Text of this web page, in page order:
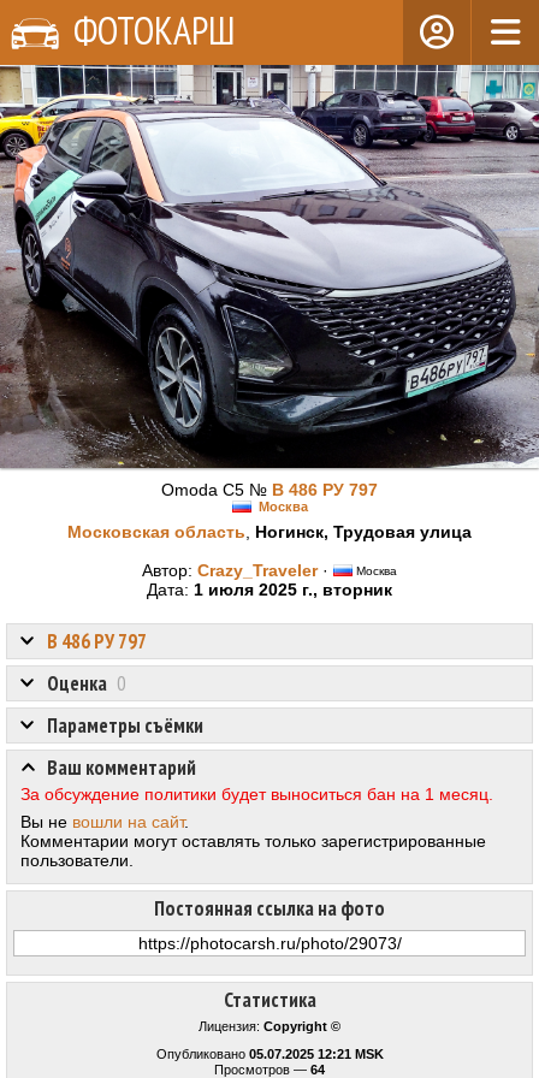
ФОТОКАРШ
Omoda C5 № В 486 РУ 797
Москва
Московская область
Ногинск, Трудовая улица
Автор: Crazy_Traveler· Москва
Дата: 1 июля 2025 г., вторник
Статистика
Лицензия: Copyright ©
Опубликовано 05.07.2025 12:21 MSK
Просмотров — 64
Оценка 0
Постоянная ссылка на фото
В 486 РУ 797
Параметры съёмки
Ваш комментарий
За обсуждение политики будет выноситься бан на 1 месяц.
Вы не вошли на сайт.
Комментарии могут оставлять только зарегистрированные
пользователи.